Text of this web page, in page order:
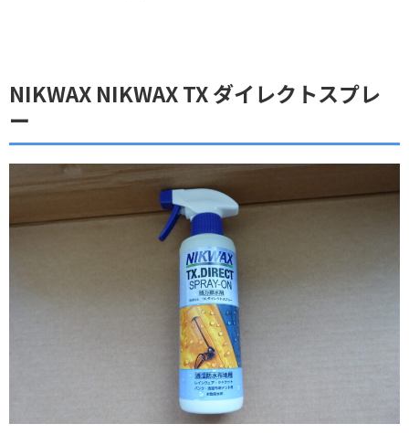
NIKWAX NIKWAX TX ダイレクトスプレ
ー